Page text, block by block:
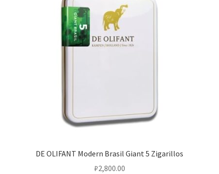
DE OLIFANT Modern Brasil Giant 5 Zigarillos
₽2,800.00